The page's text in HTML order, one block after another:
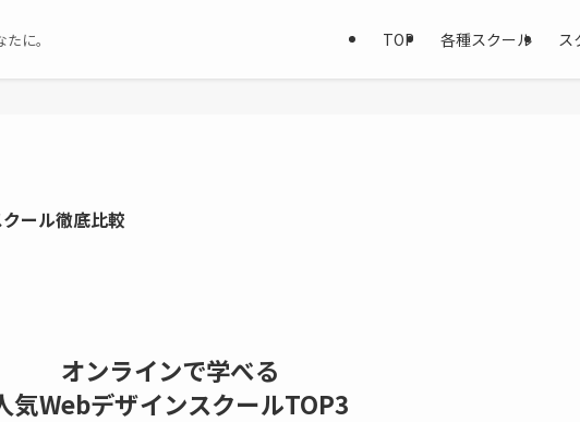
に。 TOP 各種スクール ス
ール徹底比較
オンラインで学べる
気WebデザインスクールTOP3